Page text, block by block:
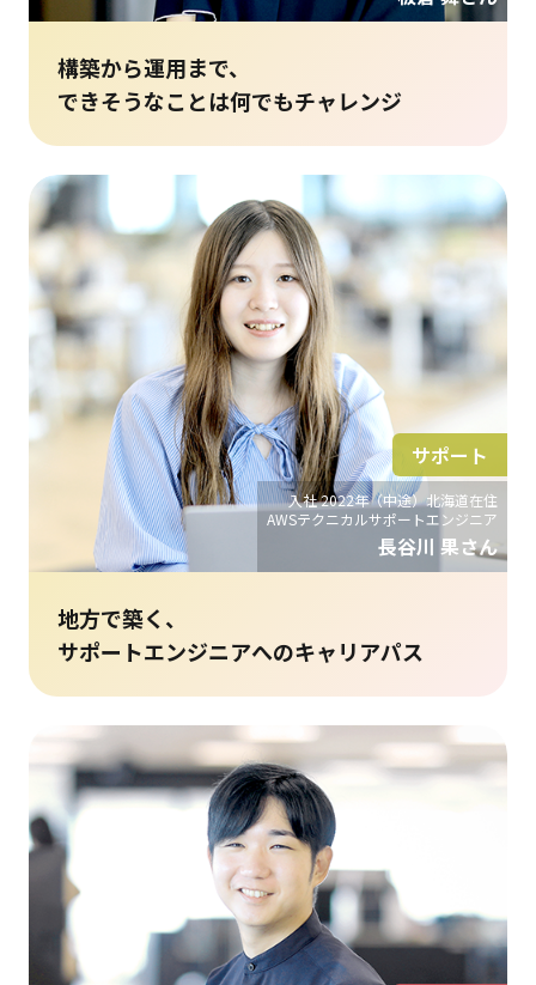
構築から運用まで、
できそうなことは何でもチャレンジ
入社 2022年（中途）北海道在住
AWSテクニカルサポートエンジニア
長谷川 果さん
サポート
地方で築く、
サポートエンジニアへのキャリアパス